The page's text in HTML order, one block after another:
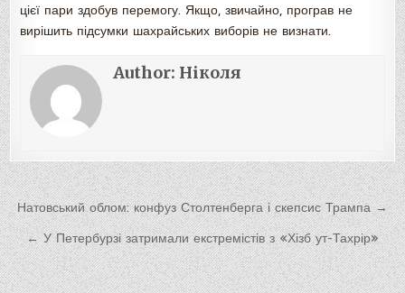
цієї пари здобув перемогу. Якщо, звичайно, програв не
вирішить підсумки шахрайських виборів не визнати.
Author: Ніколя
Навигация
по
записям
Натовський облом: конфуз Столтенберга і скепсис Трампа →
← У Петербурзі затримали екстремістів з «Хізб ут-Тахрір»